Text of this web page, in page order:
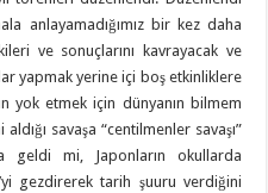
anlayamadığımız bir kez daha
ve sonuçlarını kavrayacak ve
yapmak yerine içi boş etkinliklere
yok etmek için dünyanın bilmem
savaşa “centilmenler savaşı”
mi, Japonların okullarda
gezdirerek tarih şuuru verdiğini